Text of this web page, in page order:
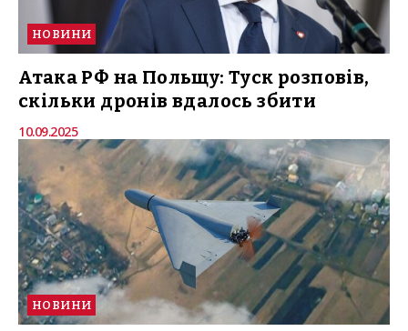
НОВИНИ
Атака РФ на Польщу: Туск розповів,
скільки дронів вдалось збити
10.09.2025
НОВИНИ